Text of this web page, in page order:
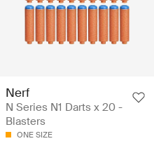
Nerf
N Series N1 Darts x 20 -
Blasters
ONE SIZE